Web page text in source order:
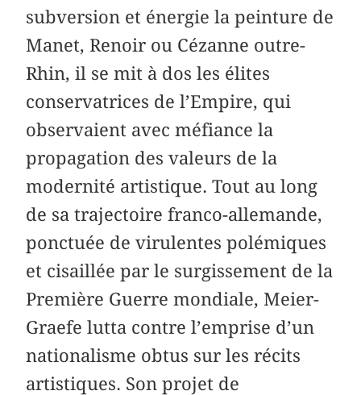
subversion et énergie la peinture de
Manet, Renoir ou Cézanne outre-
Rhin, il se mit à dos les élites
conservatrices de l’Empire, qui
observaient avec méfiance la
propagation des valeurs de la
modernité artistique. Tout au long
de sa trajectoire franco-allemande,
ponctuée de virulentes polémiques
et cisaillée par le surgissement de la
Première Guerre mondiale, Meier-
Graefe lutta contre l’emprise d’un
nationalisme obtus sur les récits
artistiques. Son projet de